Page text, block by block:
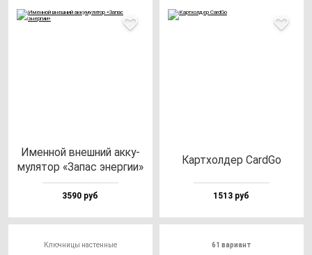
Имен­ной внеш­ний ак­ку­
му­ля­тор «Запас энер­гии»
3590 руб
Кар­тхол­дер CardGo
1513 руб
Ключницы настенные 61 вариант